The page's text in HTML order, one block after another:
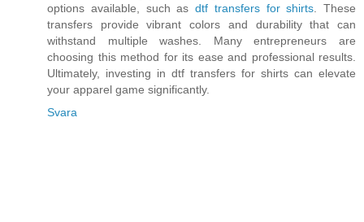
options available, such as dtf transfers for shirts . These
transfers provide vibrant colors and durability that can
withstand multiple washes. Many entrepreneurs are
choosing this method for its ease and professional results.
Ultimately, investing in dtf transfers for shirts can elevate
your apparel game significantly.
Svara